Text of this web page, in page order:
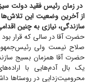
در زمان رئیس فقید دولت
از آخرین وضعیت این تلاش‌ها
سازندگی، نیازی به چنین
حضرت آقا در سالی که قرار بود
صلاح نیست ولی رئیس‌جمهور
حضرت آقا همزمان بسیج
یک بال آدم‌هایی با
محرومیت‌زدایی در روستا‌ها